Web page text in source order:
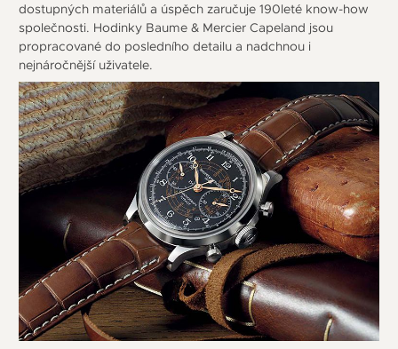
dostupných materiálů a úspěch zaručuje 190leté know-how
společnosti. Hodinky Baume & Mercier Capeland jsou
propracované do posledního detailu a nadchnou i
nejnáročnější uživatele.